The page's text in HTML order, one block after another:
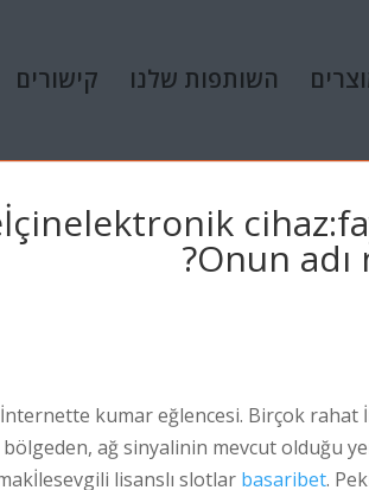
קישורים השותפות שלנו
Onun adı
kumar eğlencesi. Birçok rahat
ağ sinyalinin mevcut olduğu
lisanslı slotlar basaribet.